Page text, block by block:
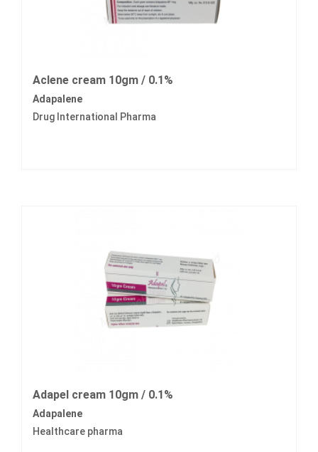
Aclene cream 10gm / 0.1%
Adapalene
Drug International Pharma
Adapel cream 10gm / 0.1%
Adapalene
Healthcare pharma